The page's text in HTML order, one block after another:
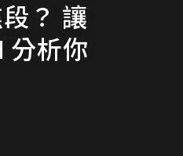
？ 讓
分析你